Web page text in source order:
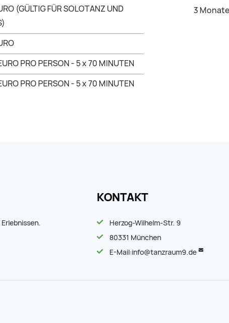
(GÜLTIG FÜR SOLOTANZ UND
PRO PERSON - 5 x 70 MINUTEN
PRO PERSON - 5 x 70 MINUTEN
3
KONTAKT
Herzog-Wilhelm-Str. 9
80331 München
E-Mail:info@tanzraum9.de